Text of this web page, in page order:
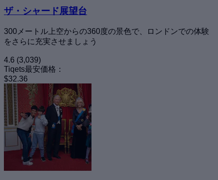
ザ・シャード展望台
300メートル上空からの360度の景色で、ロンドンでの体験
をさらに充実させましょう
4.6 (3,039)
Tiqets最安価格：
$32.36